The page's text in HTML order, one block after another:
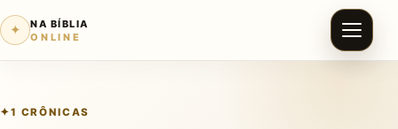
✦
NA BÍBLIA
ONLINE
1 CRÔNICAS